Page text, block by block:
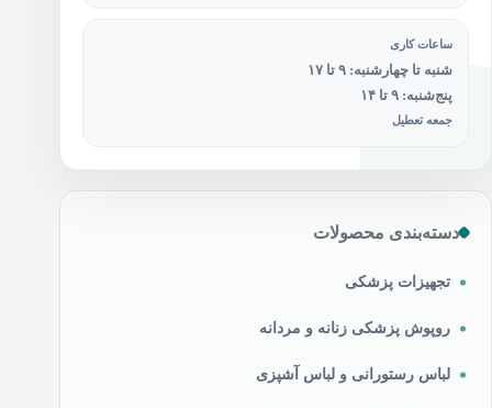
ساعات کاری
شنبه تا چهارشنبه: ۹ تا ۱۷
پنج‌شنبه: ۹ تا ۱۴
جمعه تعطیل
دسته‌بندی محصولات
تجهیزات پزشکی
روپوش پزشکی زنانه و مردانه
لباس رستورانی و لباس آشپزی